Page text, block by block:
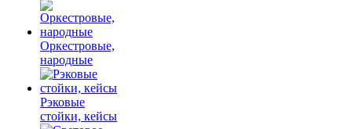
Оркестровые,
народные
Рэковые
стойки, кейсы